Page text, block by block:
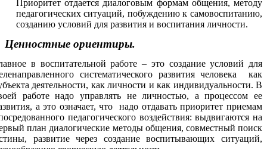
Приоритет отдается диалоговым формам общения, методу
педагогических ситуаций, побуждению к самовоспитанию,
созданию условий для развития и воспитания личности.
Ценностные ориентиры.
в воспитательной работе – это создание условий для
систематического развития человека как
деятельности, как личности и как индивидуальности. В
работе надо управлять не личностью, а процессом ее
а это означает, что надо отдавать приоритет приемам
педагогического воздействия: выдвигаются на
план диалогические методы общения, совместный поиск
развитие через создание воспитывающих ситуаций,